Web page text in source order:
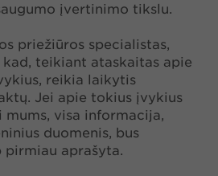
įvertinimo tikslu.
priežiūros specialistas,
teikiant ataskaitas apie
reikia laikytis
Jei apie tokius įvykius
visa informacija,
duomenis, bus
aprašyta.